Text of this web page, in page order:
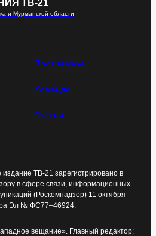
ТВ-21
и Мурманской области
Программы
Команда
Статьи
ТВ-21 зарегистрировано в
в сфере связи, информационных
(Роскомнадзор) 11 октября
Эл № ФС77–46924.
вещание». Главный редактор: